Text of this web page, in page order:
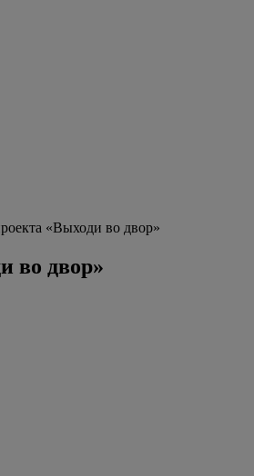
«Выходи во двор»
во двор»